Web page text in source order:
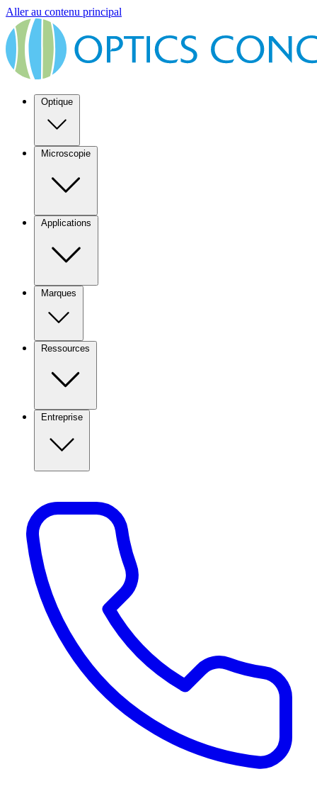
Aller au contenu principal
Optique
Microscopie
Applications
Marques
Ressources
Entreprise